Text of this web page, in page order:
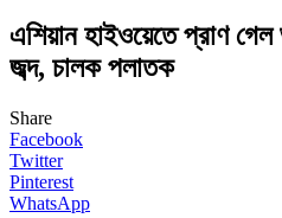
এশিয়ান হাইওয়েতে প্রাণ
জব্দ, চালক পলাতক
Share
Facebook
Twitter
Pinterest
WhatsApp